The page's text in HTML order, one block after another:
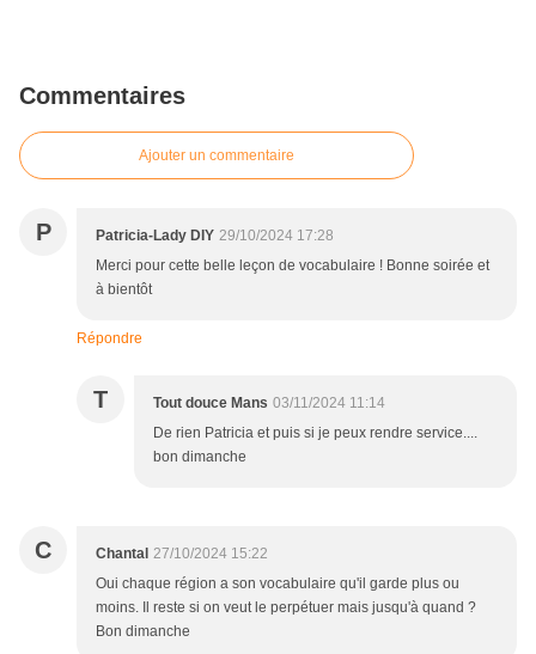
Commentaires
Ajouter un commentaire
P Patricia-Lady DIY 29/10/2024 17:28
Merci pour cette belle leçon de vocabulaire ! Bonne soirée et
à bientôt
Répondre
T Tout douce Mans 03/11/2024 11:14
De rien Patricia et puis si je peux rendre service....
bon dimanche
C Chantal 27/10/2024 15:22
Oui chaque région a son vocabulaire qu'il garde plus ou
moins. Il reste si on veut le perpétuer mais jusqu'à quand ?
Bon dimanche